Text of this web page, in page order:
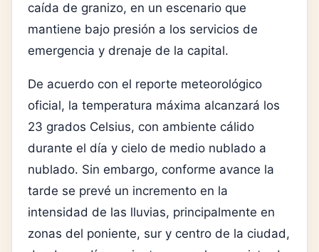
caída de granizo, en un escenario que
mantiene bajo presión a los servicios de
emergencia y drenaje de la capital.
De acuerdo con el reporte meteorológico
oficial, la temperatura máxima alcanzará los
23 grados Celsius, con ambiente cálido
durante el día y cielo de medio nublado a
nublado. Sin embargo, conforme avance la
tarde se prevé un incremento en la
intensidad de las lluvias, principalmente en
zonas del poniente, sur y centro de la ciudad,